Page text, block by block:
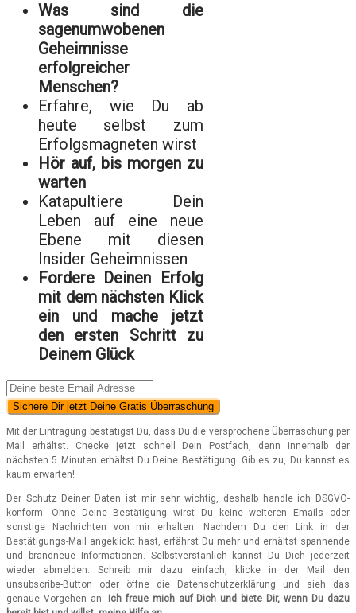
Was sind die
sagenumwobenen
Geheimnisse
erfolgreicher
Menschen?
Erfahre, wie Du ab
heute selbst zum
Erfolgsmagneten wirst
Hör auf, bis morgen zu
warten
Katapultiere Dein
Leben auf eine neue
Ebene mit diesen
Insider Geheimnissen
Fordere Deinen Erfolg
mit dem nächsten Klick
ein und mache jetzt
den ersten Schritt zu
Deinem Glück
Sichere Dir jetzt Deine Gratis Überraschung
Mit der Eintragung bestätigst Du, dass Du die versprochene Überraschung per
Mail erhältst. Checke jetzt schnell Dein Postfach, denn innerhalb der
nächsten 5 Minuten erhältst Du Deine Bestätigung. Gib es zu, Du kannst es
kaum erwarten!
Der Schutz Deiner Daten ist mir sehr wichtig, deshalb handle ich DSGVO-
konform. Ohne Deine Bestätigung wirst Du keine weiteren Emails oder
sonstige Nachrichten von mir erhalten. Nachdem Du den Link in der
Bestätigungs-Mail angeklickt hast, erfährst Du mehr und erhältst spannende
und brandneue Informationen. Selbstverstänlich kannst Du Dich jederzeit
wieder abmelden. Schreib mir dazu einfach, klicke in der Mail den
unsubscribe-Button oder öffne die Datenschutzerklärung und sieh das
genaue Vorgehen an.
Ich freue mich auf Dich und biete Dir, wenn Du dazu